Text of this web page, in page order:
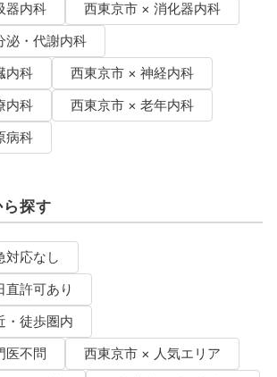
器内科
西東京市 × 消化器内科
泌・代謝内科
内科
西東京市 × 神経内科
内科
西東京市 × 老年内科
病科
探す
対応なし
直許可あり
・徒歩圏内
医不問
西東京市 × 人気エリア